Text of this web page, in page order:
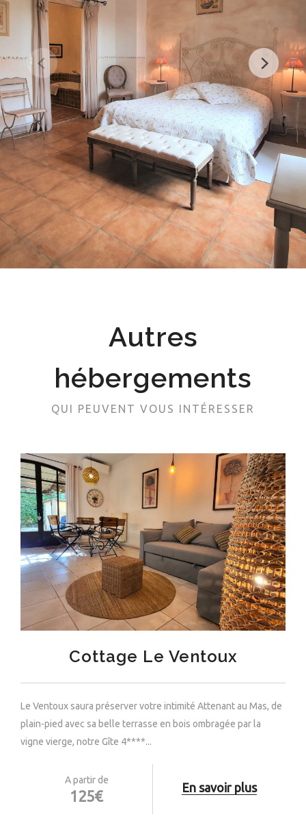
Autres
hébergements
QUI PEUVENT VOUS INTÉRESSER
Cottage Le Ventoux
Le Ventoux saura préserver votre intimité Attenant au Mas, de
plain-pied avec sa belle terrasse en bois ombragée par la
vigne vierge, notre Gîte 4****...
A partir de
125€ En savoir plus